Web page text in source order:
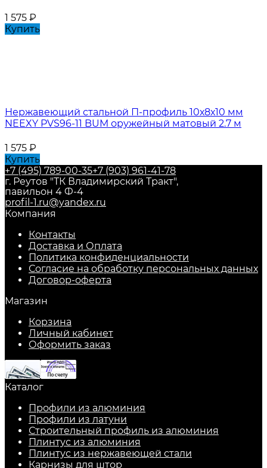
1 575 ₽
Купить
Нержавеющий стальной П-профиль 10х8х10 мм
NEEXY PVS96-11 BUM оружейный матовый 2.7 м
1 575 ₽
Купить
+7 (495) 789-00-35+7 (903) 961-41-78
г. Реутов "ТК Владимирский Тракт",
павильон 4 Ф-4
profil-1.ru@yandex.ru
Компания
Контакты
Доставка и Оплата
Политика конфиденциальности
Согласие на обработку персональных данных
Договор-оферта
Магазин
Корзина
Личный кабинет
Оформить заказ
Каталог
Профили из алюминия
Профили из латуни
Строительный профиль из алюминия
Плинтус из алюминия
Плинтус из нержавеющей стали
Карнизы для штор